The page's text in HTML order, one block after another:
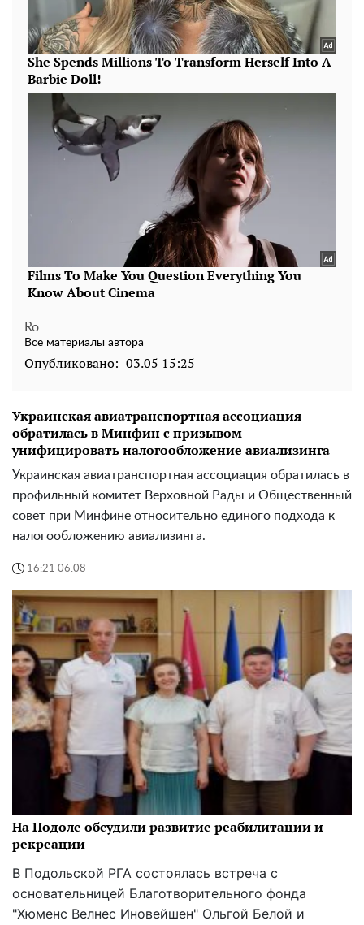
Ro
Все материалы автора
Опубликовано: 03.05 15:25
Украинская авиатранспортная ассоциация
обратилась в Минфин с призывом
унифицировать налогообложение авиализинга
Украинская авиатранспортная ассоциация обратилась в
профильный комитет Верховной Рады и Общественный
совет при Минфине относительно единого подхода к
налогообложению авиализинга.
16:21 06.08
На Подоле обсудили развитие реабилитации и
рекреации
В Подольской РГА состоялась встреча с
основательницей Благотворительного фонда
"Хюменс Велнес Иновейшен" Ольгой Белой и